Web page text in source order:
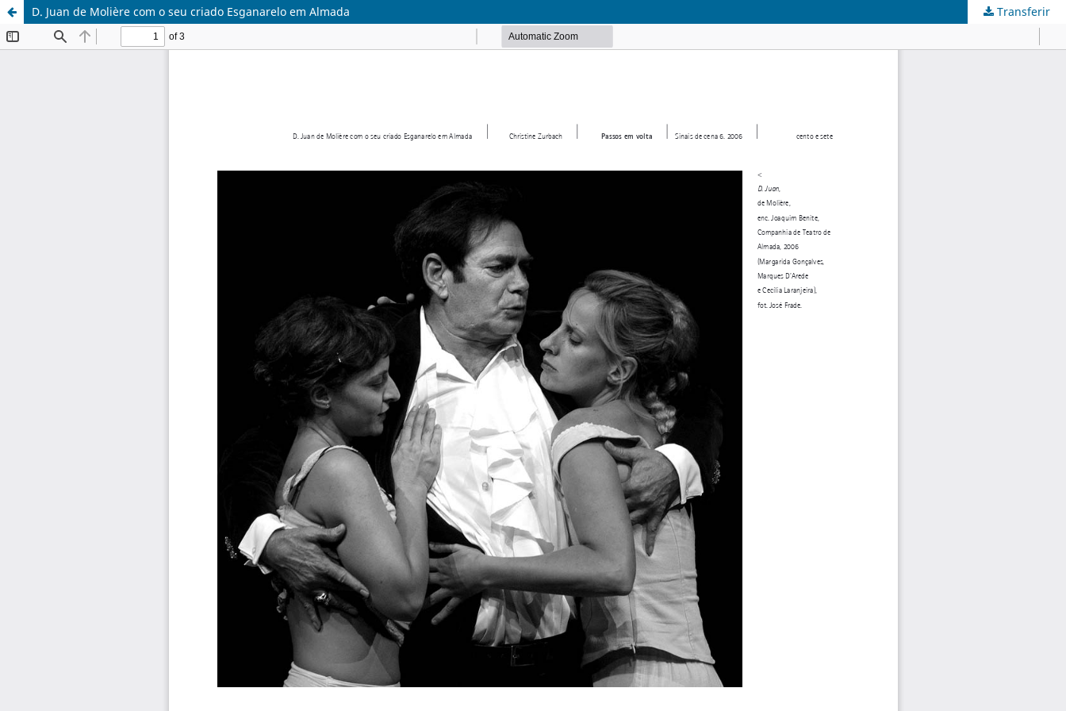
D. Juan de Molière com o seu criado Esganarelo em Almada Transferir